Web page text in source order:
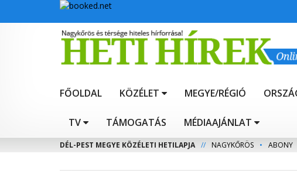
FŐOLDAL KÖZÉLET MEGYE/RÉGIÓ
TV TÁMOGATÁS MÉDIAAJÁNLAT
DÉL-PEST MEGYE KÖZÉLETI HETILAPJA // NAGYKŐRÖS • ABONY